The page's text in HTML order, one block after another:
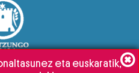
eta euskaratik,